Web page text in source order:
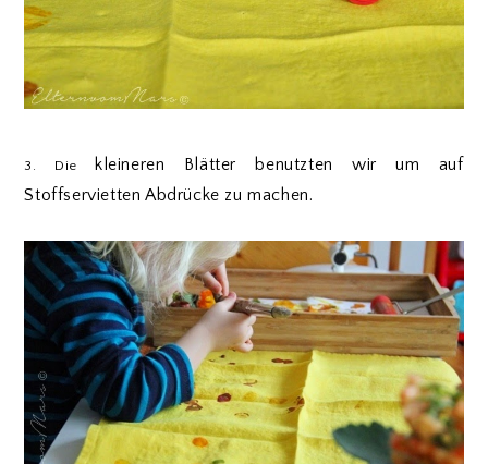
3. Die
kleineren Blätter benutzten wir um auf
Stoffservietten Abdrücke zu machen.